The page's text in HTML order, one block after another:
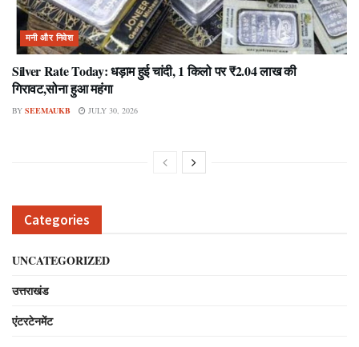
मनी और निवेश
Silver Rate Today: धड़ाम हुई चांदी, 1 किलो पर ₹2.04 लाख की
गिरावट,सोना हुआ महंगा
BY SEEMAUKB JULY 30, 2026
Categories
UNCATEGORIZED
उत्तराखंड
एंटरटेनमेंट